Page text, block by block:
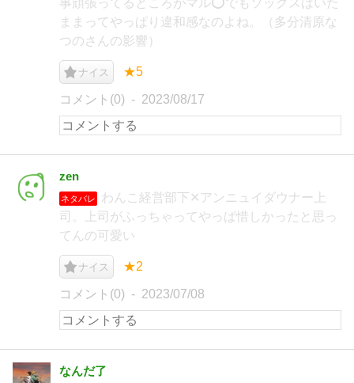
事頑張ってるところがマル⭕️でもソックスはいた
ままってやっぱり違和感なのよね。（多分清原な
つのさんの影響）
ナイス ★5
コメント(0) 2023/08/17
zen
ネタバレ
わんこ経営部下✕アンニュイダウナー上
司。上司がふっちゃってやっぱ惜しかったと思っ
てんの可愛い
ナイス ★2
コメント(0) 2023/07/08
なんだ了